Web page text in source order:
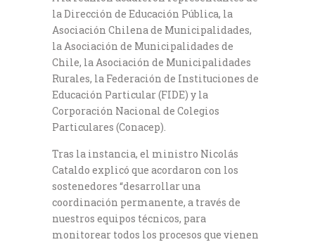
la Dirección de Educación Pública, la
Asociación Chilena de Municipalidades,
la Asociación de Municipalidades de
Chile, la Asociación de Municipalidades
Rurales, la Federación de Instituciones de
Educación Particular (FIDE) y la
Corporación Nacional de Colegios
Particulares (Conacep).
Tras la instancia, el ministro Nicolás
Cataldo explicó que acordaron con los
sostenedores “desarrollar una
coordinación permanente, a través de
nuestros equipos técnicos, para
monitorear todos los procesos que vienen